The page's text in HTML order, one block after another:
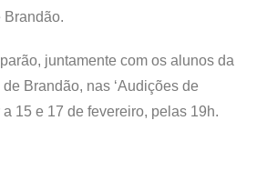
Brandão.
juntamente com os alunos da
Brandão, nas ‘Audições de
a 15 e 17 de fevereiro, pelas 19h.